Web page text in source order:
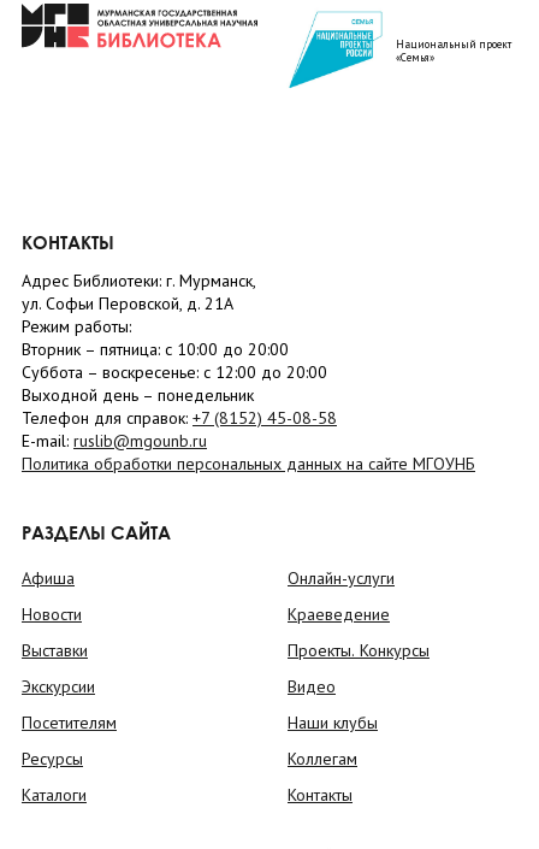
Национальный проект
«Семья»
КОНТАКТЫ
Адрес Библиотеки: г. Мурманск,
ул. Софьи Перовской, д. 21А
Режим работы:
Вторник – пятница: с 10:00 до 20:00
Суббота – воскресенье: c 12:00 до 20:00
Выходной день – понедельник
Телефон для справок: +7 (8152) 45-08-58
E-mail: ruslib@mgounb.ru
Политика обработки персональных данных на сайте МГОУНБ
РАЗДЕЛЫ САЙТА
Афиша
Новости
Выставки
Экскурсии
Посетителям
Ресурсы
Каталоги
Онлайн-услуги
Краеведение
Проекты. Конкурсы
Видео
Наши клубы
Коллегам
Контакты